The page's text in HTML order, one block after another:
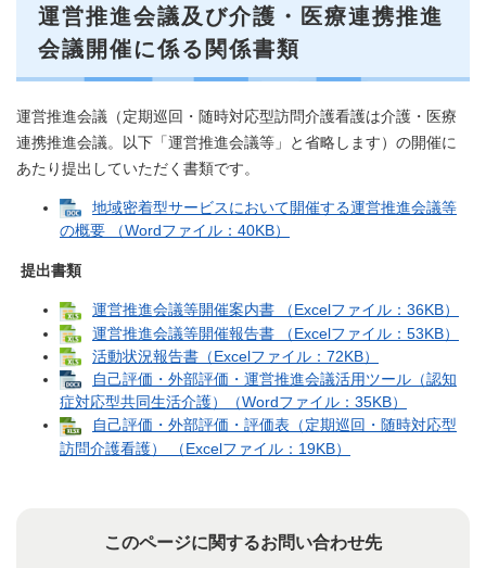
運営推進会議及び介護・医療連携推進
会議開催に係る関係書類
運営推進会議（定期巡回・随時対応型訪問介護看護は介護・医療
連携推進会議。以下「運営推進会議等」と省略します）の開催に
あたり提出していただく書類です。
地域密着型サービスにおいて開催する運営推進会議等
の概要 （Wordファイル：40KB）
提出書類
運営推進会議等開催案内書 （Excelファイル：36KB）
運営推進会議等開催報告書 （Excelファイル：53KB）
活動状況報告書（Excelファイル：72KB）
自己評価・外部評価・運営推進会議活用ツール（認知
症対応型共同生活介護）（Wordファイル：35KB）
自己評価・外部評価・評価表（定期巡回・随時対応型
訪問介護看護） （Excelファイル：19KB）
このページに関するお問い合わせ先